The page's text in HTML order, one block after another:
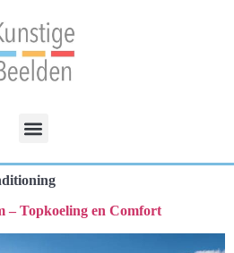
– Topkoeling en Comfort